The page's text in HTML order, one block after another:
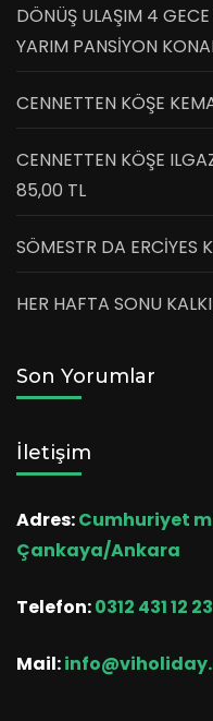
DÖNÜŞ ULAŞIM 4
YARIM PANSİYON
CENNETTEN KÖŞE
CENNETTEN KÖŞE
85,00 TL
SÖMESTR DA ERCİYES
HER HAFTA SONU
Son Yorumlar
İletişim
Adres:Cumhuriyet
Çankaya/Ankara
Telefon:0312 431 12 23
Mail: